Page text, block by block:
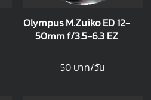
Olympus M.Zuiko ED 12-
50mm f/3.5-6.3 EZ
50 บาท/วัน